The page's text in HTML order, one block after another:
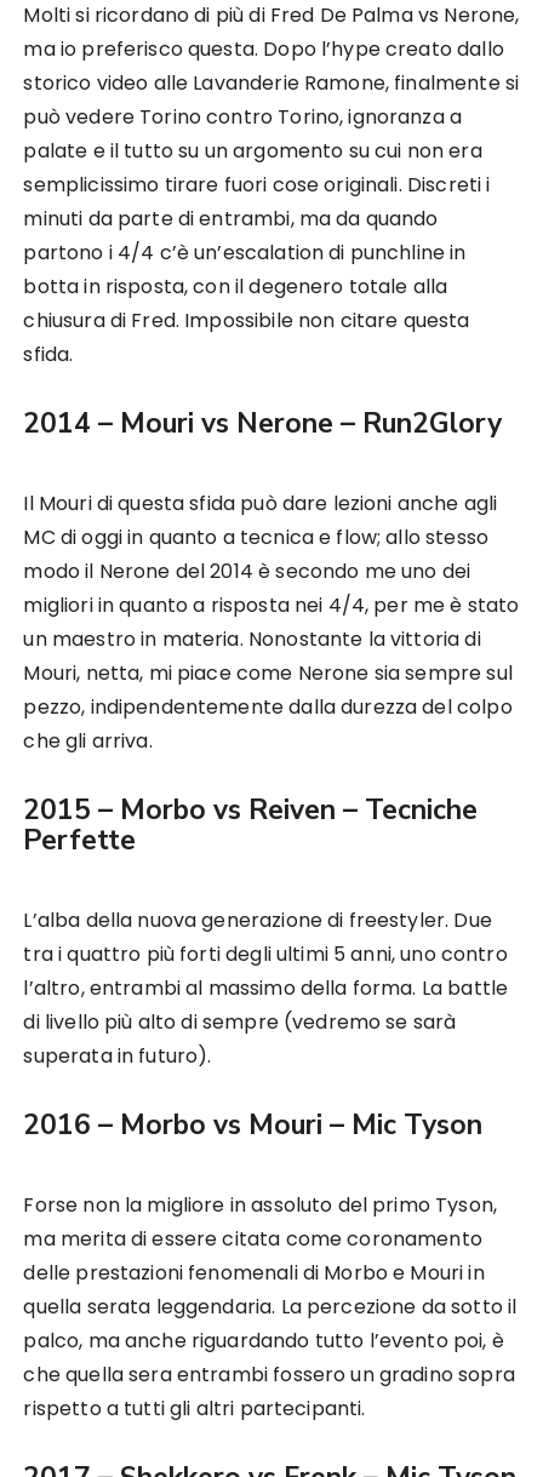
Molti si ricordano di più di Fred De Palma vs Nerone,
ma io preferisco questa. Dopo l’hype creato dallo
storico video alle Lavanderie Ramone, finalmente si
può vedere Torino contro Torino, ignoranza a
palate e il tutto su un argomento su cui non era
semplicissimo tirare fuori cose originali. Discreti i
minuti da parte di entrambi, ma da quando
partono i 4/4 c’è un’escalation di punchline in
botta in risposta, con il degenero totale alla
chiusura di Fred. Impossibile non citare questa
sfida.
2014 – Mouri vs Nerone – Run2Glory
Il Mouri di questa sfida può dare lezioni anche agli
MC di oggi in quanto a tecnica e flow; allo stesso
modo il Nerone del 2014 è secondo me uno dei
migliori in quanto a risposta nei 4/4, per me è stato
un maestro in materia. Nonostante la vittoria di
Mouri, netta, mi piace come Nerone sia sempre sul
pezzo, indipendentemente dalla durezza del colpo
che gli arriva.
2015 – Morbo vs Reiven – Tecniche
Perfette
L’alba della nuova generazione di freestyler. Due
tra i quattro più forti degli ultimi 5 anni, uno contro
l’altro, entrambi al massimo della forma. La battle
di livello più alto di sempre (vedremo se sarà
superata in futuro).
2016 – Morbo vs Mouri – Mic Tyson
Forse non la migliore in assoluto del primo Tyson,
ma merita di essere citata come coronamento
delle prestazioni fenomenali di Morbo e Mouri in
quella serata leggendaria. La percezione da sotto il
palco, ma anche riguardando tutto l’evento poi, è
che quella sera entrambi fossero un gradino sopra
rispetto a tutti gli altri partecipanti.